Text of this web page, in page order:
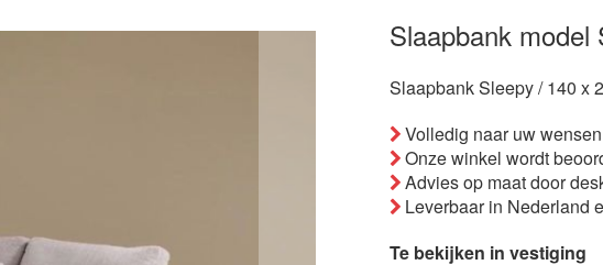
Slaapbank model
Slaapbank Sleepy / 140 x
Volledig naar uw
Onze winkel wordt
Advies op maat door
Leverbaar in Nederland
Te bekijken in vestiging